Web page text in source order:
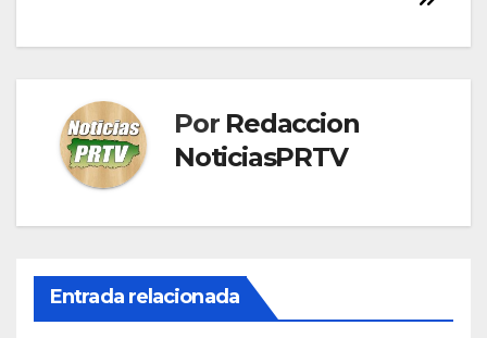
Por Redaccion
NoticiasPRTV
Entrada relacionada